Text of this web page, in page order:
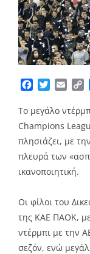
Facebook
Twitter
Το μεγάλο
Champions
πλησιάζει, με
πλευρά των
ικανοποιητική.
Οι φίλοι του
της ΚΑΕ ΠΑΟΚ,
ντέρμπι με την
σεζόν, ενώ